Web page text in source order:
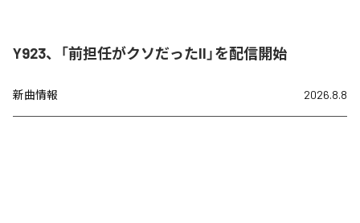
Y923、「前担任がクソだったII」を配信開始
新曲情報 2026.8.8